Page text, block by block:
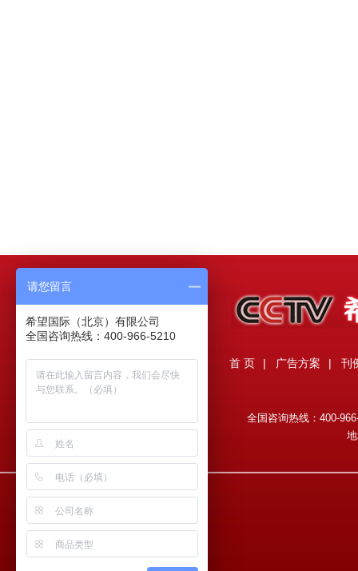
首 页 | 广告方案 | 刊
全国咨询热线：400-
请您留言
希望国际（北京）有限公司
全国咨询热线：400-966-5210